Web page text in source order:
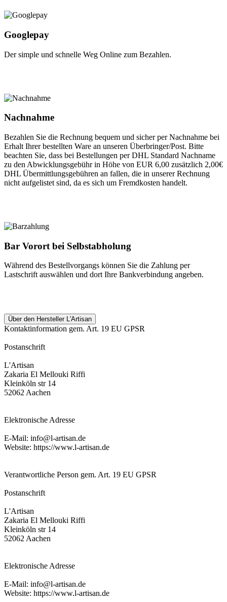
Googlepay
Der simple und schnelle Weg Online zum Bezahlen.
Nachnahme
Bezahlen Sie die Rechnung bequem und sicher per Nachnahme bei
Erhalt Ihrer bestellten Ware an unseren Überbringer/Post. Bitte
beachten Sie, dass bei Bestellungen per DHL Standard Nachname
zu den Abwicklungsgebühr in Höhe von EUR 6,00 zusätzlich 2,00€
DHL Übermittlungsgebühren an fallen, die in unserer Rechnung
nicht aufgelistet sind, da es sich um Fremdkosten handelt.
Bar Vorort bei Selbstabholung
Während des Bestellvorgangs können Sie die Zahlung per
Lastschrift auswählen und dort Ihre Bankverbindung angeben.
Über den Hersteller L'Artisan
Kontaktinformation gem. Art. 19 EU GPSR
Postanschrift
L'Artisan
Zakaria El Mellouki Riffi
Kleinköln str 14
52062 Aachen
Elektronische Adresse
E-Mail: info@l-artisan.de
Website: https://www.l-artisan.de
Verantwortliche Person gem. Art. 19 EU GPSR
Postanschrift
L'Artisan
Zakaria El Mellouki Riffi
Kleinköln str 14
52062 Aachen
Elektronische Adresse
E-Mail: info@l-artisan.de
Website: https://www.l-artisan.de